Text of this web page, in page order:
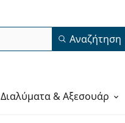
Αναζήτηση
Διαλύματα & Αξεσουάρ